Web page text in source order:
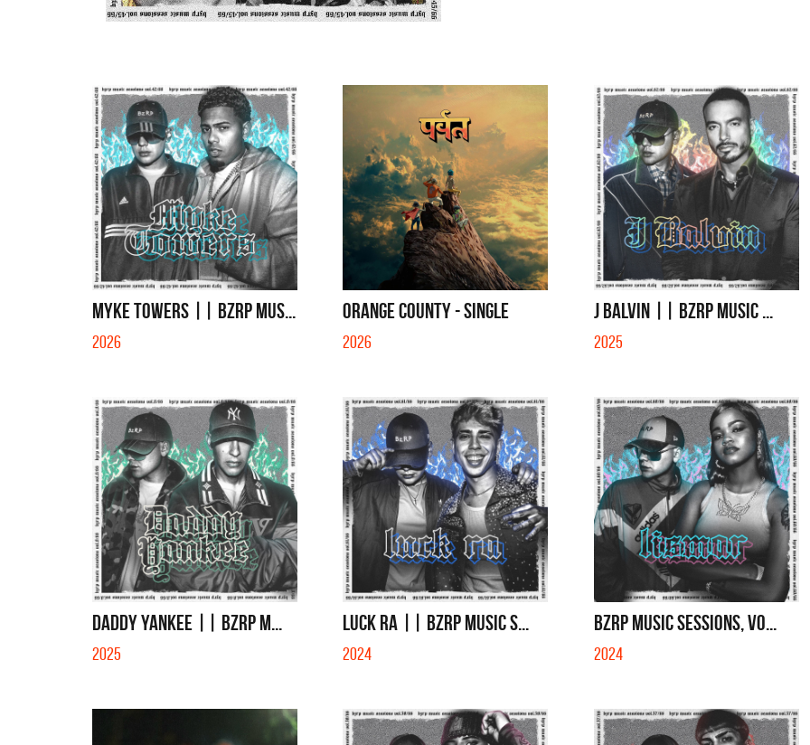
MYKE TOWERS || BZRP Mus...
2026
ORANGE COUNTY - SINGLE
2026
J BALVIN || BZRP Music ...
2025
DADDY YANKEE || BZRP M...
2025
LUCK RA || BZRP MUSIC S...
2024
BZRP MUSIC SESSIONS, VO...
2024